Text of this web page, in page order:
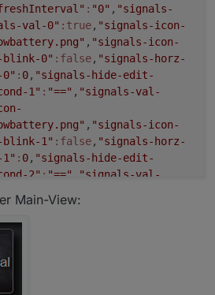
: "0" , "signals-
val-0" :true, "signals-icon-
, "signals-icon-
blink-0" :false, "signals-horz-
: 0, "signals-hide-edit-
1" : "==" , "signals-val-
, "signals-icon-
blink-1" :false, "signals-horz-
: 0, "signals-hide-edit-
2" : "=="
"signals-val-
2"
"last-change"
moment"
vert"
Main-View: